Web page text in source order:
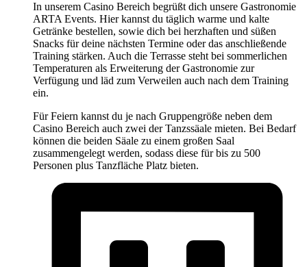
In unserem Casino Bereich begrüßt dich unsere Gastronomie
ARTA Events. Hier kannst du täglich warme und kalte
Getränke bestellen, sowie dich bei herzhaften und süßen
Snacks für deine nächsten Termine oder das anschließende
Training stärken. Auch die Terrasse steht bei sommerlichen
Temperaturen als Erweiterung der Gastronomie zur
Verfügung und läd zum Verweilen auch nach dem Training
ein.
Für Feiern kannst du je nach Gruppengröße neben dem
Casino Bereich auch zwei der Tanzssäale mieten. Bei Bedarf
können die beiden Säale zu einem großen Saal
zusammengelegt werden, sodass diese für bis zu 500
Personen plus Tanzfläche Platz bieten.